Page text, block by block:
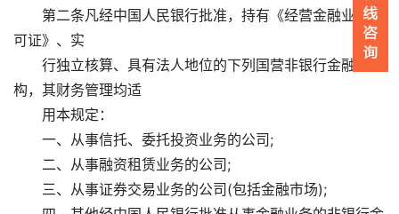
第二条凡经中国人民银行批准，持有《经营金融业务许
可证》、实
行独立核算、具有法人地位的下列国营非银行金融机
构，其财务管理均适
用本规定：
一、从事信托、委托投资业务的公司;
二、从事融资租赁业务的公司;
三、从事证券交易业务的公司(包括金融市场);